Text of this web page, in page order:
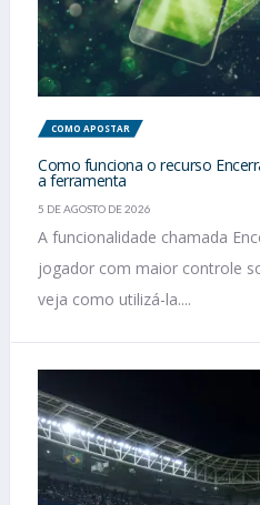
COMO APOSTAR
Como funciona o recurso
a ferramenta
5 DE AGOSTO DE 2026
A funcionalidade chamada
jogador com maior controle
veja como utilizá-la....